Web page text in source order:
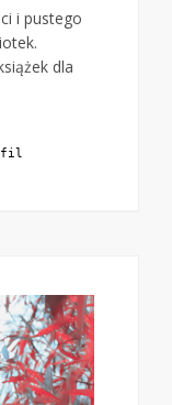
i pustego
dla